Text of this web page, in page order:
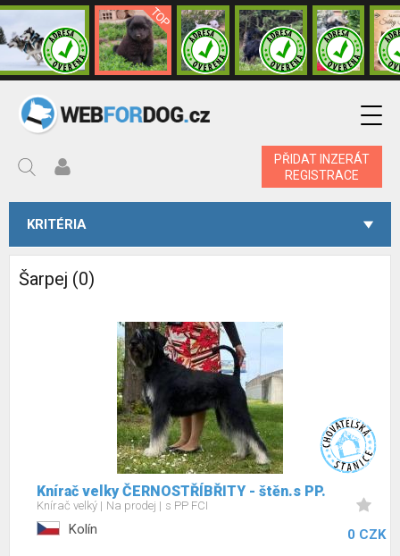
PŘIDAT INZERÁT
REGISTRACE
KRITÉRIA
Šarpej (0)
Knírač velky ČERNOSTŘÍBŘITY - štěn.s PP.
Knírač velký Na prodej s PP FCI
Kolín 0 CZK